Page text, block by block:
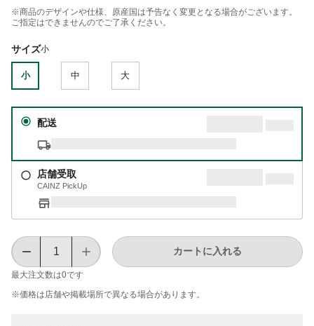
※商品のデザインや仕様、原産国は予告なく変更となる場合がございます。
ご指定はできませんのでご了承ください。
サイズ小
小 中 大
配送
店舗受取
CAINZ PickUp
最大注文数は0です
カートに入れる
※価格は​店舗や​掲載場所で​異なる​場合が​あります。